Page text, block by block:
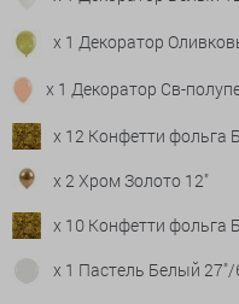
x 1 Декоратор
x 1 Декоратор Св-
x 12 Конфетти фольга
x 2 Хром Золото 12"
x 10 Конфетти фольга
x 1 Пастель Белый